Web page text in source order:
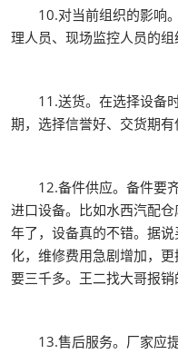
10.对当前组织的影响。
理人员、现场监控人员的组
11.送货。在选择设备时
期，选择信誉好、交货期有
12.备件供应。备件要齐
进口设备。比如水西汽配
年了，设备真的不错。据
化，维修费用急剧增加，
要三千多。王二找大哥报销
13.售后服务。厂家应提